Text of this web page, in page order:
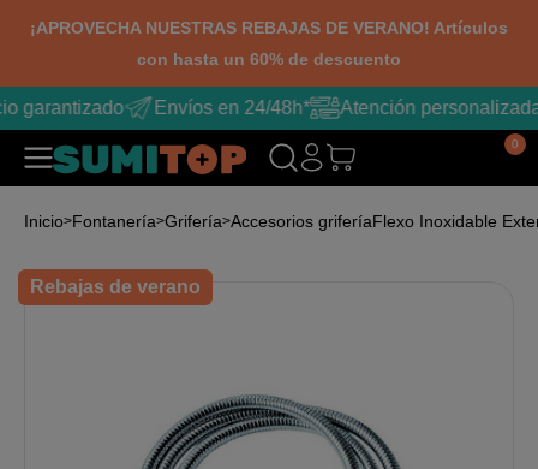
¡APROVECHA NUESTRAS REBAJAS DE VERANO! Artículos
con hasta un 60% de descuento
garantizado Envíos en 24/48h* Atención personalizada
0
Inicio Fontanería Grifería Accesorios griferíaFlexo Inoxidable
Rebajas de verano